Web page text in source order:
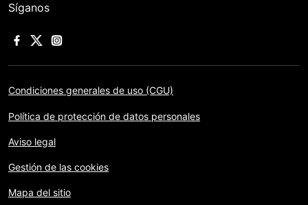
Síganos
Condiciones generales de uso (CGU)
Política de protección de datos personales
Aviso legal
Gestión de las cookies
Mapa del sitio